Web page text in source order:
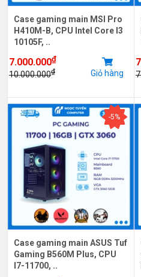
Case gaming main MSI Pro
H410M-B, CPU Intel Core I3
10105F, ..
7.000.000₫
10.000.000₫ Giỏ hàng
-5%
Case gaming main ASUS Tuf
Gaming B560M Plus, CPU
I7-11700, ..